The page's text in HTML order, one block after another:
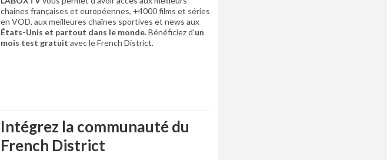
chaines françaises et européennes, +4000 films et séries
en VOD, aux meilleures chaînes sportives et news aux
États-Unis et partout dans le monde.Bénéficiez d’un
mois test gratuit avec le French District.
Intégrez la communauté du
French District